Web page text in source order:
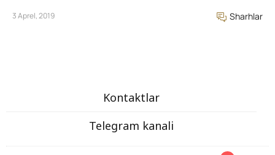
3 Aprel, 2019 Sharhlar
Kontaktlar
Telegram kanali